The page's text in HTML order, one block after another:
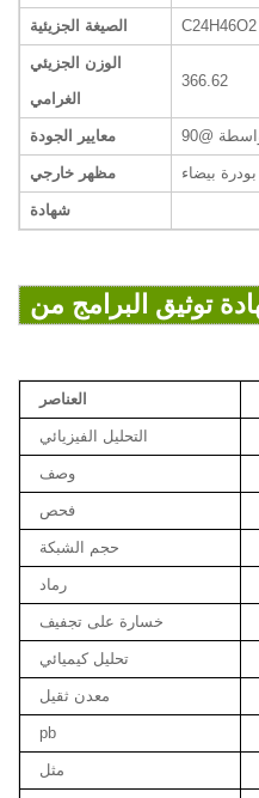
الصيغة الجزيئية C24H46O2
الوزن الجزيئي
الغرامي
366.62
معايير الجودة
مظهر خارجي بودرة بيضاء
شهادة
العناصر
التحليل الفيزيائي
وصف
فحص
حجم الشبكة
رماد
خسارة على تجفيف
تحليل كيميائي
معدن ثقيل
pb
مثل